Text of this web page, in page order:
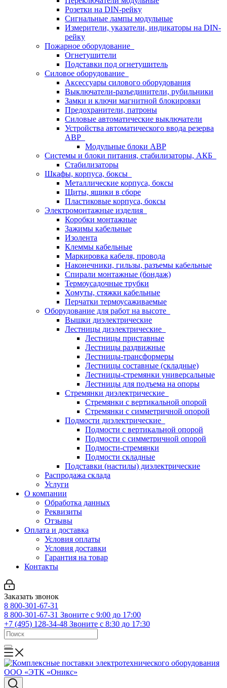
Розетки на DIN-рейку
Сигнальные лампы модульные
Измерители, указатели, индикаторы на DIN-
рейку
Пожарное оборудование
Огнетушители
Подставки под огнетушитель
Силовое оборудование
Аксессуары силового оборудования
Выключатели-разъединители, рубильники
Замки и ключи магнитной блокировки
Предохранители, патроны
Силовые автоматические выключатели
Устройства автоматического ввода резерва
АВР
Модульные блоки АВР
Системы и блоки питания, стабилизаторы, АКБ
Стабилизаторы
Шкафы, корпуса, боксы
Металлические корпуса, боксы
Щиты, ящики в сборе
Пластиковые корпуса, боксы
Электромонтажные изделия
Коробки монтажные
Зажимы кабельные
Изолента
Клеммы кабельные
Маркировка кабеля, провода
Наконечники, гильзы, разъемы кабельные
Спирали монтажные (бондаж)
Термоусадочные трубки
Хомуты, стяжки кабельные
Перчатки термоусаживаемые
Оборудование для работ на высоте
Вышки диэлектрические
Лестницы диэлектрические
Лестницы приставные
Лестницы раздвижные
Лестницы-трансформеры
Лестницы составные (складные)
Лестницы-стремянки универсальные
Лестницы для подъема на опоры
Стремянки диэлектрические
Стремянки с вертикальной опорой
Стремянки с симметричной опорой
Подмости диэлектрические
Подмости с вертикальной опорой
Подмости с симметричной опорой
Подмости-стремянки
Подмости складные
Подставки (настилы) диэлектрические
Распродажа склада
Услуги
О компании
Обработка данных
Реквизиты
Отзывы
Оплата и доставка
Условия оплаты
Условия доставки
Гарантия на товар
Контакты
Заказать звонок
8 800-301-67-31
8 800-301-67-31 Звоните с 9:00 до 17:00
+7 (495) 128-34-48 Звоните с 8:30 до 17:30